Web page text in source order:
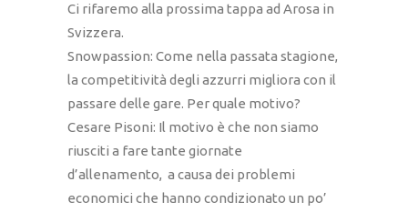
Ci rifaremo alla prossima tappa ad Arosa in
Svizzera.
Snowpassion: Come nella passata stagione,
la competitività degli azzurri migliora con il
passare delle gare. Per quale motivo?
Cesare Pisoni: Il motivo è che non siamo
riusciti a fare tante giornate
d’allenamento, a causa dei problemi
economici che hanno condizionato un po’